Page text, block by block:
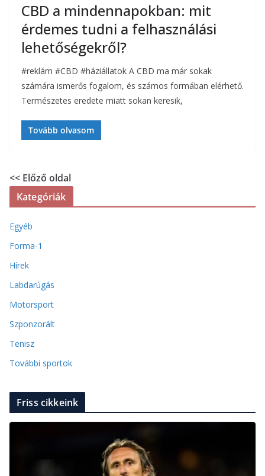
CBD a mindennapokban: mit
érdemes tudni a felhasználási
lehetőségekről?
#reklám #CBD #háziállatok A CBD ma már sokak
számára ismerős fogalom, és számos formában elérhető.
Természetes eredete miatt sokan keresik,
Tovább olvasom
<< Előző oldal
Kategóriák
Egyéb
Forma-1
Hírek
Labdarúgás
Motorsport
Szponzorált
Tenisz
További sportok
Friss cikkeink